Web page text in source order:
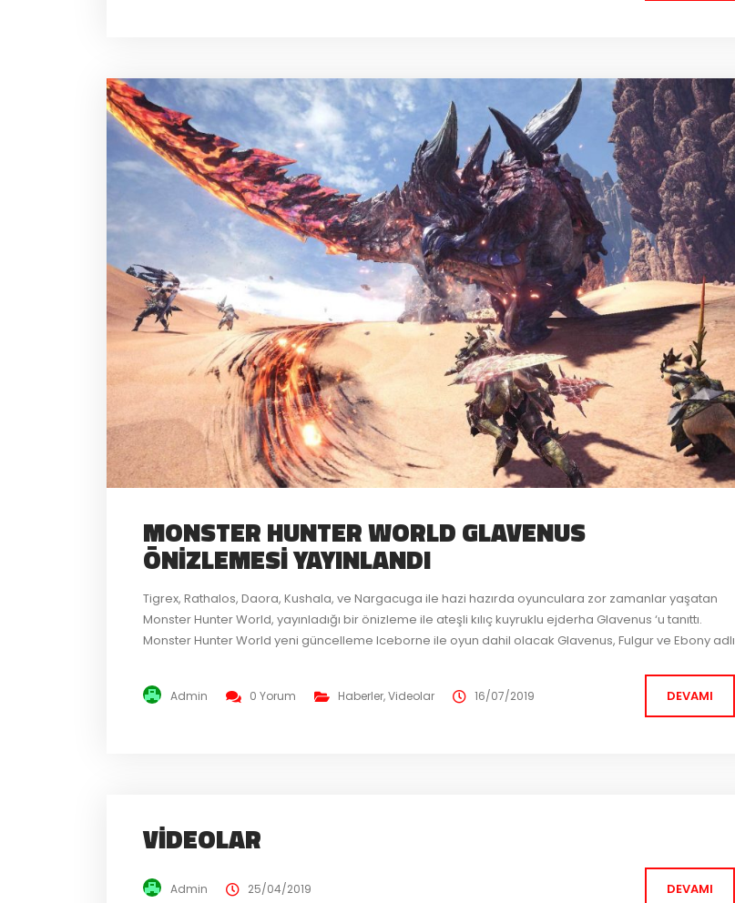
MONSTER HUNTER WORLD GLAVENUS
ÖNIZLEMESI YAYINLANDI
Tigrex, Rathalos, Daora, Kushala, ve Nargacuga ile hazi hazırda oyunculara zor zamanlar yaşatan
Monster Hunter World, yayınladığı bir önizleme ile ateşli kılıç kuyruklu ejderha Glavenus ‘u tanıttı.
Monster Hunter World yeni güncelleme Iceborne ile oyun dahil olacak Glavenus, Fulgur ve Ebony adlı
Iceborne ...
Admin 0 Yorum Haberler,Videolar 16/07/2019 DEVAMI
VIDEOLAR
Admin 25/04/2019 DEVAMI